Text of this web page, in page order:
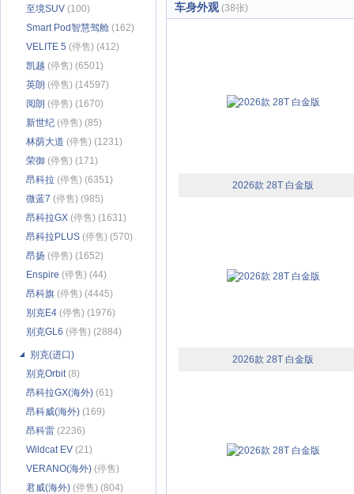
至境SUV (100)
Smart Pod智慧驾舱 (162)
VELITE 5 (停售) (412)
凯越 (停售) (6501)
英朗 (停售) (14597)
阅朗 (停售) (1670)
新世纪 (停售) (85)
林荫大道 (停售) (1231)
荣御 (停售) (171)
昂科拉 (停售) (6351)
微蓝7 (停售) (985)
昂科拉GX (停售) (1631)
昂科拉PLUS (停售) (570)
昂扬 (停售) (1652)
Enspire (停售) (44)
昂科旗 (停售) (4445)
别克E4 (停售) (1976)
别克GL6 (停售) (2884)
别克(进口)
别克Orbit(8)
昂科拉GX(海外) (61)
昂科威(海外) (169)
昂科雷 (2236)
Wildcat EV (21)
VERANO(海外) (停售)
(242)
君威(海外) (停售) (804)
车身外观(38张)
2026款 28T 白金版
2026款 28T 白金版